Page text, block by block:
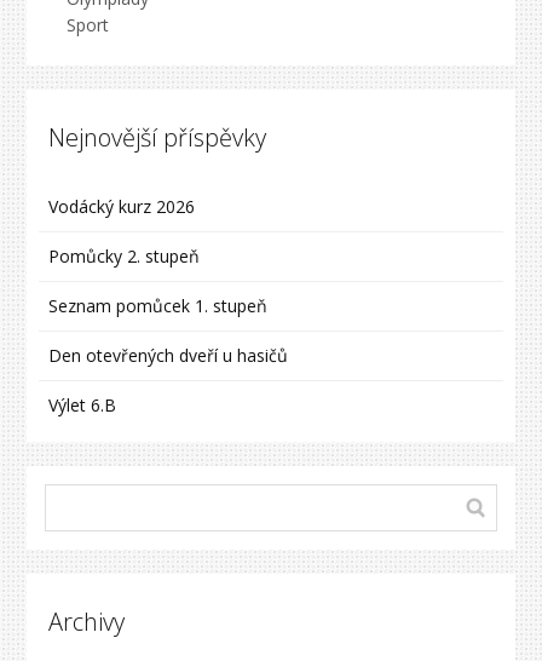
Sport
Nejnovější příspěvky
Vodácký kurz 2026
Pomůcky 2. stupeň
Seznam pomůcek 1. stupeň
Den otevřených dveří u hasičů
Výlet 6.B
Archivy